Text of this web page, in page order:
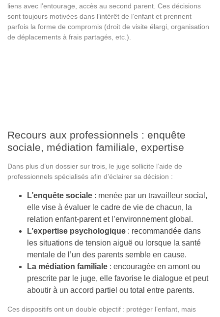
liens avec l’entourage, accès au second parent. Ces décisions
sont toujours motivées dans l’intérêt de l’enfant et prennent
parfois la forme de compromis (droit de visite élargi, organisation
de déplacements à frais partagés, etc.).
Recours aux professionnels : enquête
sociale, médiation familiale, expertise
Dans plus d’un dossier sur trois, le juge sollicite l’aide de
professionnels spécialisés afin d’éclairer sa décision :
L’enquête sociale : menée par un travailleur social,
elle vise à évaluer le cadre de vie de chacun, la
relation enfant-parent et l’environnement global.
L’expertise psychologique : recommandée dans
les situations de tension aiguë ou lorsque la santé
mentale de l’un des parents semble en cause.
La médiation familiale : encouragée en amont ou
prescrite par le juge, elle favorise le dialogue et peut
aboutir à un accord partiel ou total entre parents.
Ces dispositifs ont un double objectif : protéger l’enfant, mais